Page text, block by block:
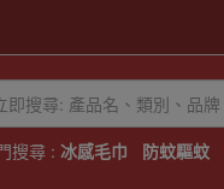
搜尋 : 冰感毛巾 防蚊驅蚊